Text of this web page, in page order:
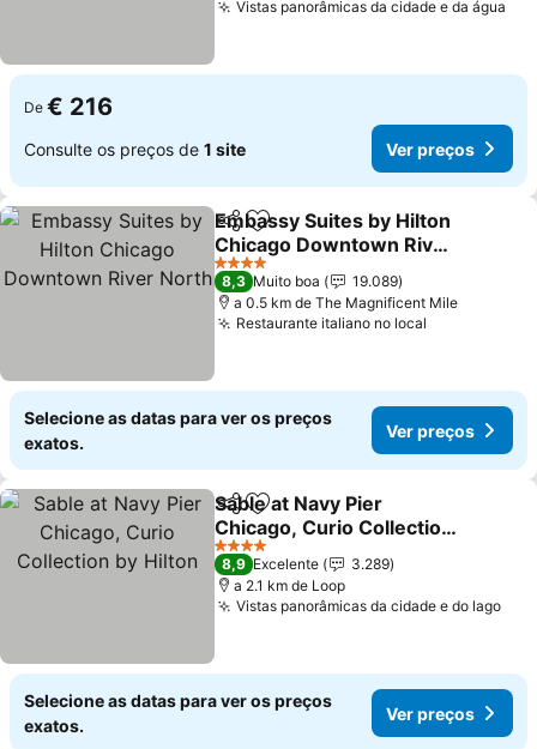
Vistas panorâmicas da cidade e da água
De € 216
Consulte os preços de 1 site Ver preços
PartilharAdicionar aos favoritos
Embassy Suites by Hilton
Chicago Downtown River
North
Ver preços
4 Estrelas
8,3 Muito boa
19.089
a 0.5 km de The Magnificent Mile
Restaurante italiano no local
Selecione as datas para ver os preços
exatos.
Ver preços
PartilharAdicionar aos favoritos
Sable at Navy Pier
Chicago, Curio Collection
by Hilton
Ver preços
4 Estrelas
8,9 Excelente
3.289
a 2.1 km de Loop
Vistas panorâmicas da cidade e do lagoVer
Selecione as datas para ver os preços
exatos.
Ver preços